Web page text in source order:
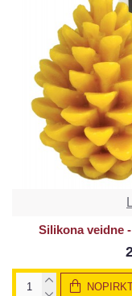
Silikona veidne